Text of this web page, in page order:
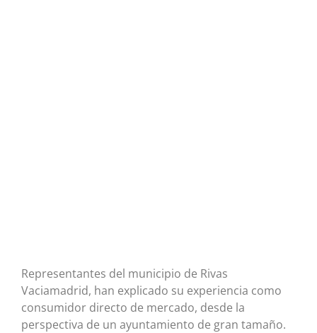
Representantes del municipio de Rivas
Vaciamadrid, han explicado su experiencia como
consumidor directo de mercado, desde la
perspectiva de un ayuntamiento de gran tamaño.